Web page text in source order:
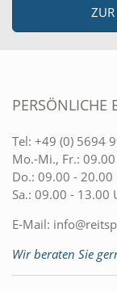
PERSÖNLICHE
Tel: +49 (0) 5694
Mo.-Mi., Fr.:
Do.: 09.00 - 20.00
Sa.: 09.00 - 13.00
E-Mail:
Wir beraten Sie